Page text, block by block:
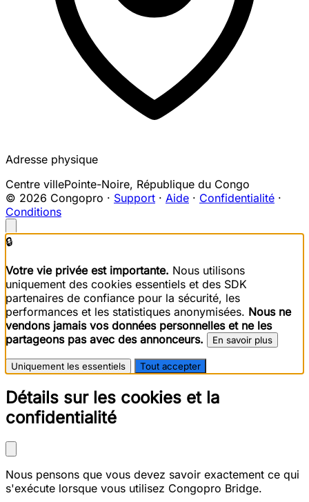
Adresse physique
Centre villePointe-Noire, République du Congo
© 2026 Congopro · Support · Aide · Confidentialité ·
Conditions
🔒
Votre vie privée est importante. Nous utilisons
uniquement des cookies essentiels et des SDK
partenaires de confiance pour la sécurité, les
performances et les statistiques anonymisées. Nous ne
vendons jamais vos données personnelles et ne les
partageons pas avec des annonceurs.
En savoir plus
Uniquement les essentiels Tout accepter
Détails sur les cookies et la
confidentialité
Nous pensons que vous devez savoir exactement ce qui
s'exécute lorsque vous utilisez Congopro Bridge.